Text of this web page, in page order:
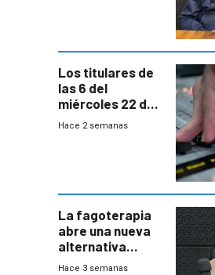
Los titulares de
las 6 del
miércoles 22 de
julio de 2026
Hace 2 semanas
La fagoterapia
abre una nueva
alternativa
contra bacterias
Hace 3 semanas